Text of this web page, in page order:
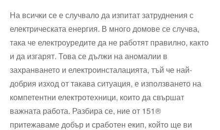
На всички се е случвало да изпитат затруднения с
електрическата енергия. В много домове се случва,
така че електроуредите да не работят правилно, както
и да изгарят. Това се дължи на аномалии в
захранването и електроинсталацията, тъй че най-
добрия изход от такава ситуация, е използването на
компетентни електротехници, които да свършат
важната работа. Разбира се, ние от 151®
притежаваме добър и сработен екип, който ще ви